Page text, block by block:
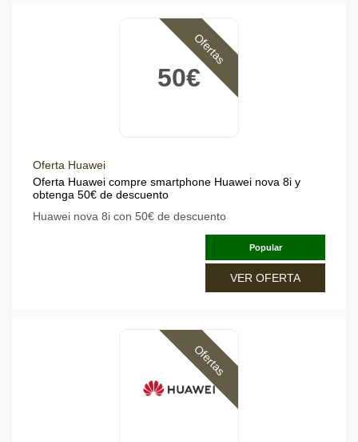
50€
Ofertas
Oferta Huawei
Oferta Huawei compre smartphone Huawei nova 8i y
obtenga 50€ de descuento
Huawei nova 8i con 50€ de descuento
Popular
VER OFERTA
Ofertas